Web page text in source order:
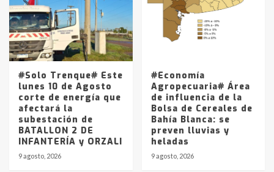
5
Los precios de los combustibles en
La Pampa, desde YPF hasta Axion
entre 857 a 1338 pesos
#Solo Trenque# Este
lunes 10 de Agosto
corte de energía que
afectará la
subestación de
BATALLON 2 DE
INFANTERÍA y ORZALI
9 agosto, 2026
#Economía
Agropecuaria# Área
de influencia de la
Bolsa de Cereales de
Bahía Blanca: se
preven lluvias y
heladas
9 agosto, 2026